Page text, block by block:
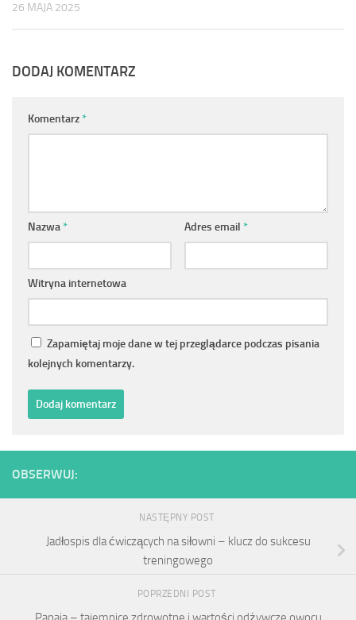
26 MAJA 2025
DODAJ KOMENTARZ
Komentarz*
Nazwa* Adres email *
Witryna internetowa
Zapamiętaj moje dane w tej przeglądarce podczas pisania
kolejnych komentarzy.
OBSERWUJ:
NASTĘPNY POST
Jadłospis dla ćwiczących na siłowni – klucz do sukcesu
treningowego
POPRZEDNI POST